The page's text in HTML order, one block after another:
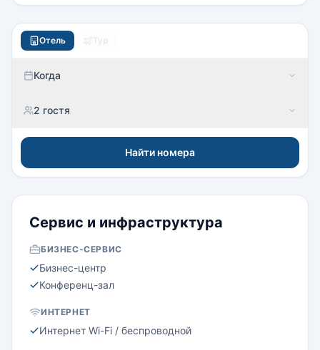
Отель Тур
Когда
2 гостя
Найти номера
Сервис и инфраструктура
БИЗНЕС-СЕРВИС
Бизнес-центр
Конференц-зал
ИНТЕРНЕТ
Интернет Wi-Fi / беспроводной